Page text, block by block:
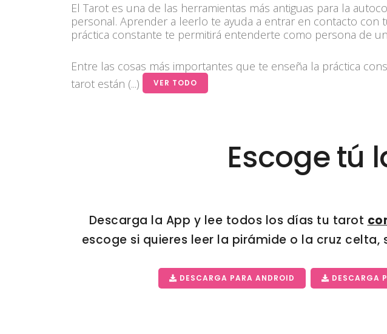
El Tarot es una de las herramientas más antiguas para la
personal. Aprender a leerlo te ayuda a entrar en contacto con
práctica constante te permitirá entenderte como persona de
Entre las cosas más importantes que te enseña la práctica
tarot están (...)
VER TODO
Escoge tú
Descarga la App y lee todos los días tu tarot
escoge si quieres leer la pirámide o la cruz
DESCARGA PARA ANDROID DESCARGA